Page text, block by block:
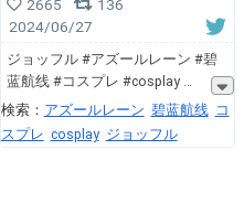
2665
136
2024/06/27
ジョッフル #アズールレーン #碧
蓝航线 #コスプレ #cosplay
検索： アズールレーン 碧蓝航线 コ
スプレ cosplay ジョッフル